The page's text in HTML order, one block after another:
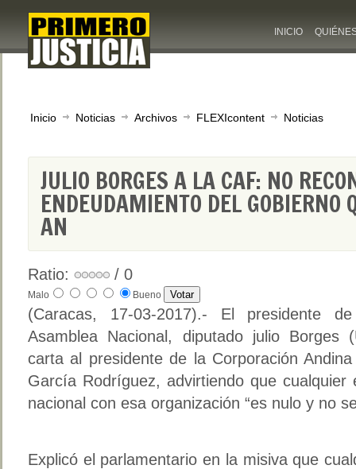
INICIO
Inicio Noticias Archivos FLEXIcontent Noticias
JULIO BORGES A LA CAF: NO
ENDEUDAMIENTO DEL GOBIERNO
AN
Ratio: / 0
Malo Bueno
(Caracas, 17-03-2017).- El presidente
Asamblea Nacional, diputado julio Borges
carta al presidente de la Corporación
García Rodríguez, advirtiendo que cualquier
nacional con esa organización “es nulo y no
Explicó el parlamentario en la misiva que